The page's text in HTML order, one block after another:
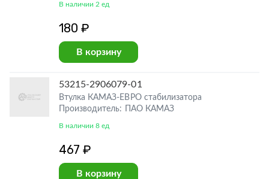
В наличии 2 ед
180 ₽
В корзину
53215-2906079-01
Втулка КАМАЗ-ЕВРО стабилизатора
Производитель: ПАО КАМАЗ
В наличии 8 ед
467 ₽
В корзину